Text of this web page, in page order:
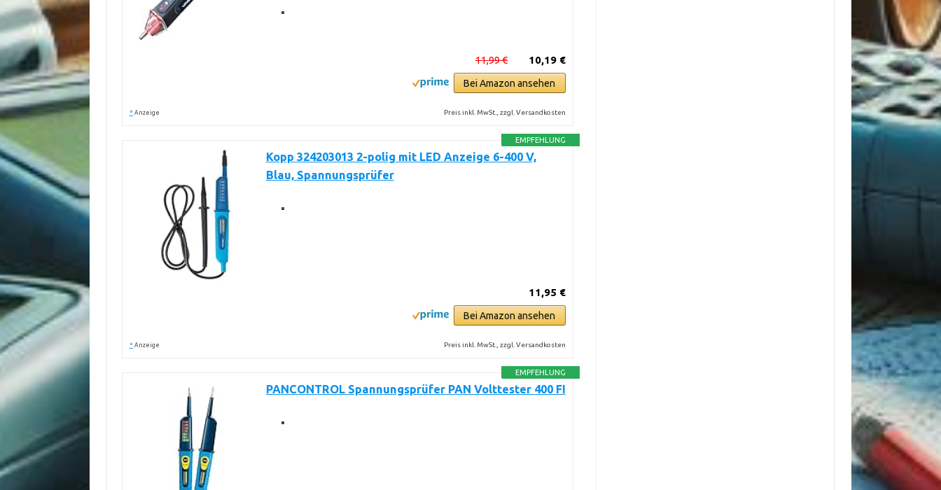
10,19 €
11,99 €
Bei Amazon ansehen
* Anzeige Preis inkl. MwSt., zzgl. Versandkosten
EMPFEHLUNG
Kopp 324203013 2-polig mit LED Anzeige 6-400 V,
Blau, Spannungsprüfer
11,95 €
Bei Amazon ansehen
* Anzeige Preis inkl. MwSt., zzgl. Versandkosten
EMPFEHLUNG
PANCONTROL Spannungsprüfer PAN Volttester 400 FI